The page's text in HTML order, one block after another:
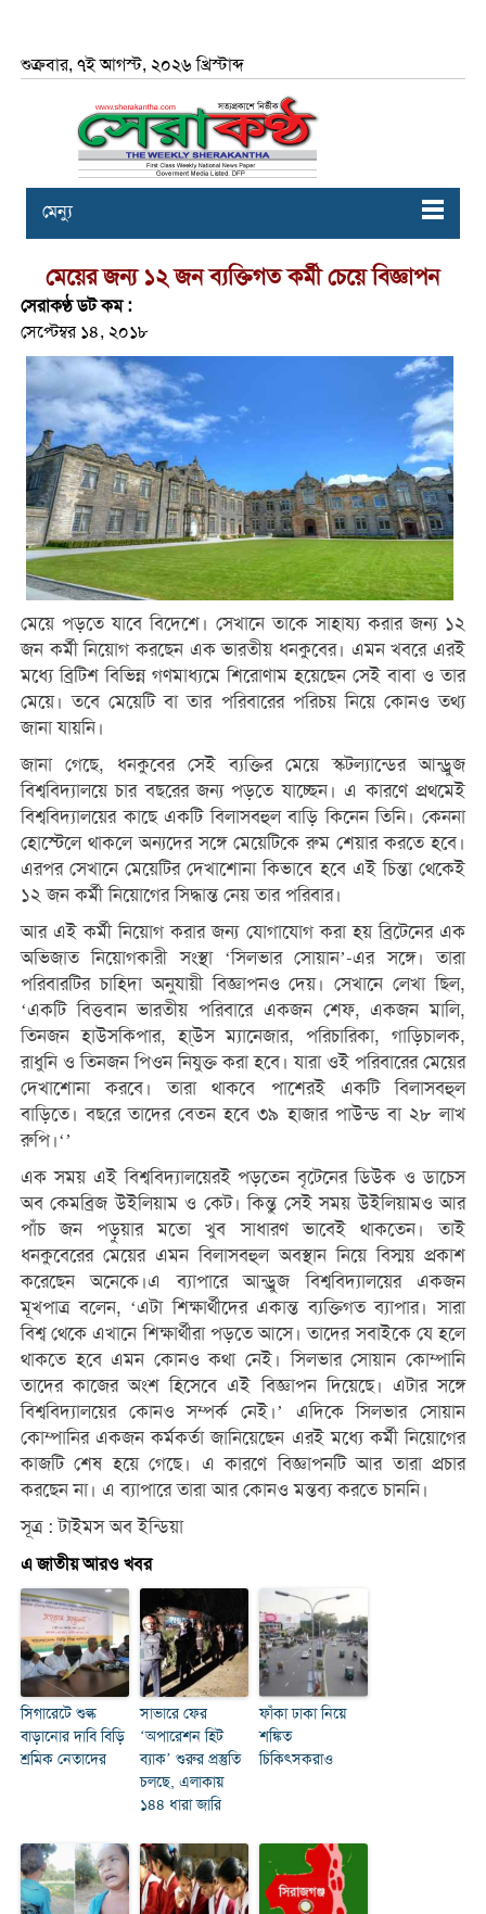
শুক্রবার, ৭ই আগস্ট, ২০২৬ খ্রিস্টাব্দ
মেন্যু
মেয়ের জন্য ১২ জন ব্যক্তিগত কর্মী চেয়ে বিজ্ঞাপন
সেরাকণ্ঠ ডট কম :
সেপ্টেম্বর ১৪, ২০১৮
মেয়ে পড়তে যাবে বিদেশে। সেখানে তাকে সাহায্য করার জন্য ১২
জন কর্মী নিয়োগ করছেন এক ভারতীয় ধনকুবের। এমন খবরে এরই
মধ্যে ব্রিটিশ বিভিন্ন গণমাধ্যমে শিরোণাম হয়েছেন সেই বাবা ও তার
মেয়ে। তবে মেয়েটি বা তার পরিবারের পরিচয় নিয়ে কোনও তথ্য
জানা যায়নি।
জানা গেছে, ধনকুবের সেই ব্যক্তির মেয়ে স্কটল্যান্ডের আন্ড্রুজ
বিশ্ববিদ্যালয়ে চার বছরের জন্য পড়তে যাচ্ছেন। এ কারণে প্রথমেই
বিশ্ববিদ্যালয়ের কাছে একটি বিলাসবহুল বাড়ি কিনেন তিনি। কেননা
হোস্টেলে থাকলে অন্যদের সঙ্গে মেয়েটিকে রুম শেয়ার করতে হবে।
এরপর সেখানে মেয়েটির দেখাশোনা কিভাবে হবে এই চিন্তা থেকেই
১২ জন কর্মী নিয়োগের সিদ্ধান্ত নেয় তার পরিবার।
আর এই কর্মী নিয়োগ করার জন্য যোগাযোগ করা হয় ব্রিটেনের এক
অভিজাত নিয়োগকারী সংস্থা ‘সিলভার সোয়ান’-এর সঙ্গে। তারা
পরিবারটির চাহিদা অনুযায়ী বিজ্ঞাপনও দেয়। সেখানে লেখা ছিল,
‘একটি বিত্তবান ভারতীয় পরিবারে একজন শেফ, একজন মালি,
তিনজন হাউসকিপার, হা্উস ম্যানেজার, পরিচারিকা, গাড়িচালক,
রাধুনি ও তিনজন পিওন নিযুক্ত করা হবে। যারা ওই পরিবারের মেয়ের
দেখাশোনা করবে। তারা থাকবে পাশেরই একটি বিলাসবহুল
বাড়িতে। বছরে তাদের বেতন হবে ৩৯ হাজার পাউন্ড বা ২৮ লাখ
রুপি।‘’
এক সময় এই বিশ্ববিদ্যালয়েরই পড়তেন বৃটেনের ডিউক ও ডাচেস
অব কেমব্রিজ উইলিয়াম ও কেট। কিন্তু সেই সময় উইলিয়ামও আর
পাঁচ জন পড়ুয়ার মতো খুব সাধারণ ভাবেই থাকতেন। তাই
ধনকুবেরের মেয়ের এমন বিলাসবহুল অবস্থান নিয়ে বিস্ময় প্রকাশ
করেছেন অনেকে।এ ব্যাপারে আন্ড্রুজ বিশ্ববিদ্যালয়ের একজন
মূখপাত্র বলেন, ‘এটা শিক্ষার্থীদের একান্ত ব্যক্তিগত ব্যাপার। সারা
বিশ্ব থেকে এখানে শিক্ষার্থীরা পড়তে আসে। তাদের সবাইকে যে হলে
থাকতে হবে এমন কোনও কথা নেই। সিলভার সোয়ান কোম্পানি
তাদের কাজের অংশ হিসেবে এই বিজ্ঞাপন দিয়েছে। এটার সঙ্গে
বিশ্ববিদ্যালয়ের কোনও সম্পর্ক নেই।’ এদিকে সিলভার সোয়ান
কোম্পানির একজন কর্মকর্তা জানিয়েছেন এরই মধ্যে কর্মী নিয়োগের
কাজটি শেষ হয়ে গেছে। এ কারণে বিজ্ঞাপনটি আর তারা প্রচার
করছেন না। এ ব্যাপারে তারা আর কোনও মন্তব্য করতে চাননি।
সূত্র : টাইমস অব ইন্ডিয়া
এ জাতীয় আরও খবর
সিগারেটে শুল্ক
বাড়ানোর দাবি বিড়ি
শ্রমিক নেতাদের
সাভারে ফের
‘অপারেশন হিট
ব্যাক’ শুরুর প্রস্তুতি
চলছে, এলাকায়
১৪৪ ধারা জারি
ফাঁকা ঢাকা নিয়ে
শঙ্কিত
চিকিৎসকরাও